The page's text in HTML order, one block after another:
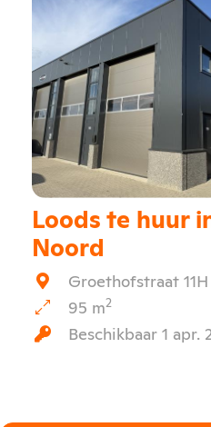
Loods te huur
Noord
Groethofstraat 11H
95 m2
Beschikbaar 1 apr.